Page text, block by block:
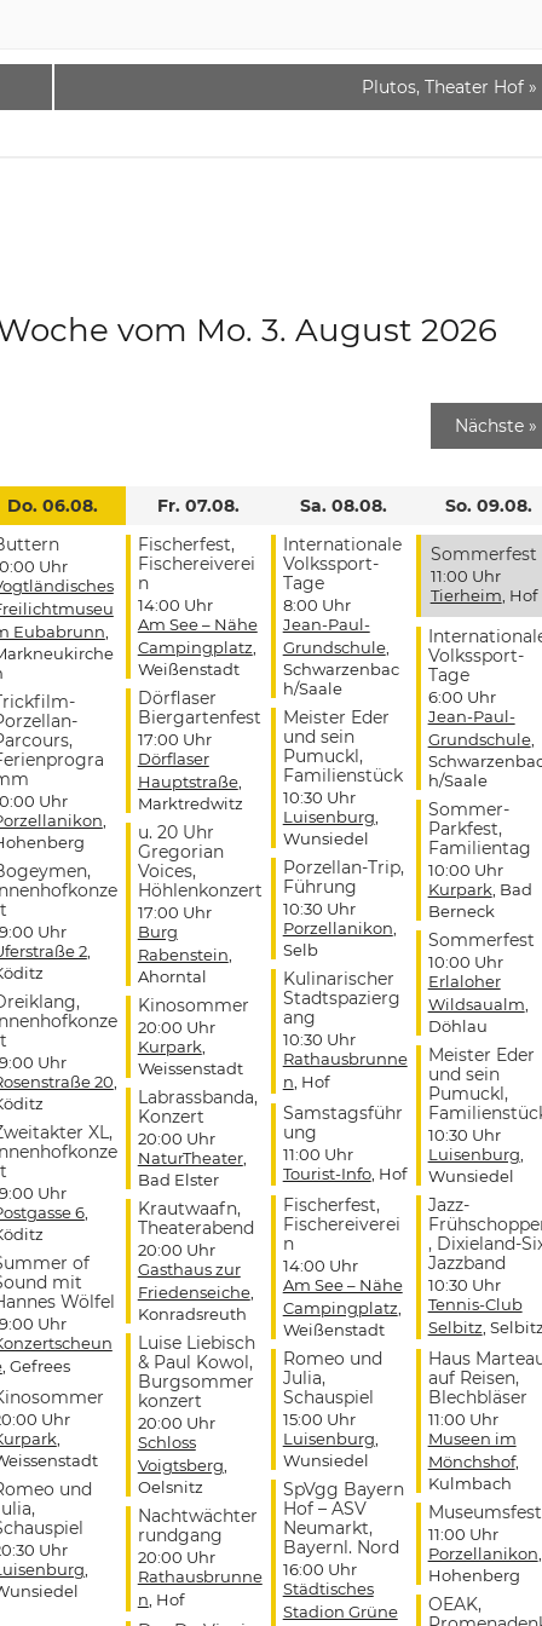
Plutos, Theater Hof »
vom Mo. 3. August 2026
Nächste »
Do. 06.08.
Uhr
Eubabrunn
Uhr
Uhr
2,
Uhr
20
XL,
Uhr
6,
of
mit
Wölfel
Uhr
, Gefrees
Uhr
und
Uhr
Fr. 07.08.
Fischerfest,
Fischereiverei
n
14:00 Uhr
Am See – Nähe
Campingplatz
Weißenstadt
Dörflaser
Biergartenfest
17:00 Uhr
Dörflaser
Hauptstraße,
Marktredwitz
u. 20 Uhr
Gregorian
Voices,
Höhlenkonzert
17:00 Uhr
Burg
Rabenstein
Ahorntal
Kinosommer
20:00 Uhr
Kurpark
Weissenstadt
Labrassbanda,
Konzert
20:00 Uhr
NaturTheater,
Bad Elster
Krautwaafn,
Theaterabend
20:00 Uhr
Gasthaus zur
Friedenseiche,
Konradsreuth
Luise Liebisch
& Paul Kowol,
Burgsommer
konzert
20:00 Uhr
Schloss
Voigtsberg
Oelsnitz
Nachtwächter
rundgang
20:00 Uhr
Rathausbrunne
n , Hof
Sa. 08.08.
Internationale
Volkssport-
Tage
8:00 Uhr
Jean-Paul-
Grundschule,
Schwarzenbac
h/Saale
Meister Eder
und sein
Pumuckl,
Familienstück
10:30 Uhr
Luisenburg
Wunsiedel
Porzellan-Trip,
Führung
10:30 Uhr
Porzellanikon
Selb
Kulinarischer
Stadtspazierg
ang
10:30 Uhr
Rathausbrunne
n , Hof
Samstagsführ
ung
11:00 Uhr
Tourist-Info, Hof
Fischerfest,
Fischereiverei
n
14:00 Uhr
Am See – Nähe
Campingplatz
Weißenstadt
Romeo und
Julia,
Schauspiel
15:00 Uhr
Luisenburg
Wunsiedel
SpVgg Bayern
Hof – ASV
Neumarkt,
Bayernl. Nord
16:00 Uhr
Städtisches
Stadion Grüne
So. 09.08.
Sommerfest
11:00 Uhr
Tierheim , Hof
Volkssport-
Tage
6:00 Uhr
Jean-Paul-
Grundschule,
h/Saale
Sommer-
Parkfest,
Familientag
10:00 Uhr
Kurpark , Bad
Berneck
Sommerfest
10:00 Uhr
Erlaloher
Wildsaualm
Döhlau
Meister Eder
und sein
Pumuckl,
10:30 Uhr
Luisenburg
Wunsiedel
Jazz-
, Dixieland-
Jazzband
10:30 Uhr
Tennis-Club
Selbitz ,
Haus
auf Reisen,
Blechbläser
11:00 Uhr
Museen im
Mönchshof,
Kulmbach
Museumsfest
11:00 Uhr
Porzellanikon
Hohenberg
OEAK,